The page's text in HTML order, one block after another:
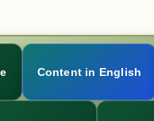
Content in English